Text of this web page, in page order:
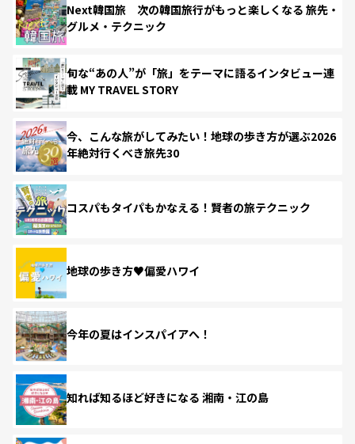
Next韓国旅 次の韓国旅行がもっと楽しくなる 旅先・
グルメ・テクニック
旬な“あの人”が「旅」をテーマに語るインタビュー連
載 MY TRAVEL STORY
今、こんな旅がしてみたい！地球の歩き方が選ぶ2026
年絶対行くべき旅先30
コスパもタイパもかなえる！賢者の旅テクニック
地球の歩き方♥偏愛ハワイ
今年の夏はインスパイアへ！
知れば知るほど好きになる 湘南・江の島